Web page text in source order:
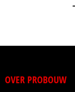
detail
afspraken
het gevoel dat
OVER PROBOUW